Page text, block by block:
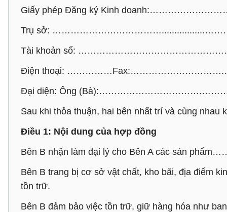
Giấy phép Đăng ký Kinh
Trụ sở:
Tài khoản số:
Điện thoại:
Đại diện: Ông
Sau khi thỏa thuận, hai bên nhất trí và cùng
Điều 1: Nội dung của hợp đồng
Bên B nhận làm đại lý cho Bên A các sản
Bên B trang bị cơ sở vật chất, kho bãi, địa điểm
tồn trữ.
Bên B đảm bảo việc tồn trữ, giữ hàng hóa như